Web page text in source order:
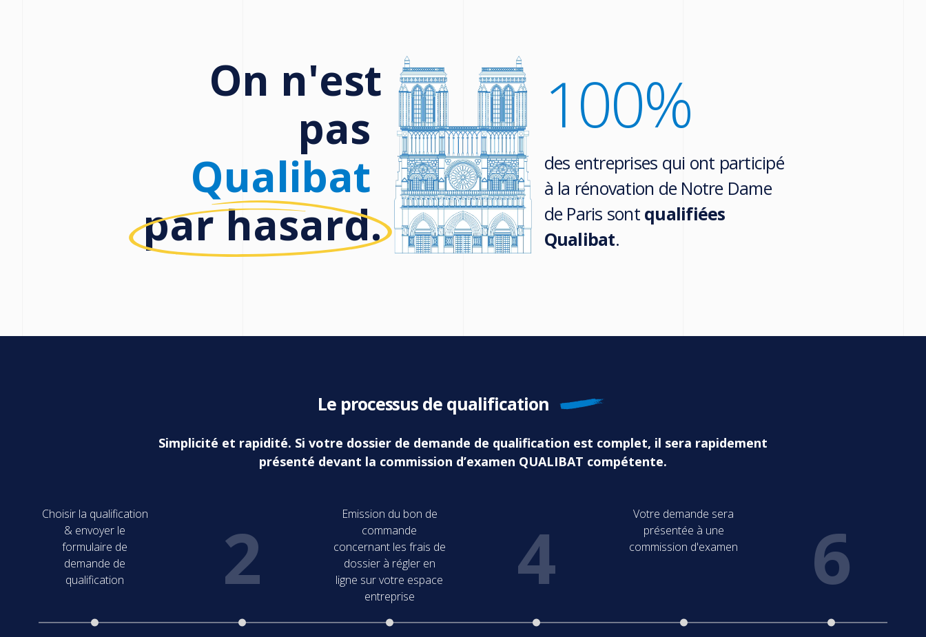
On n'est
pas
Qualibat
par hasard.
100%
des entreprises qui ont participé
à la rénovation de Notre Dame
de Paris sont qualifiées
Qualibat.
Le processus de qualification
Simplicité et rapidité. Si votre dossier de demande de qualification est complet, il sera rapidement
présenté devant la commission d’examen QUALIBAT compétente.
Choisir la qualification
& envoyer le
formulaire de
demande de
qualification
2
Emission du bon de
commande
concernant les frais de
dossier à régler en
ligne sur votre espace
entreprise
4
Votre demande sera
présentée à une
commission d'examen
6